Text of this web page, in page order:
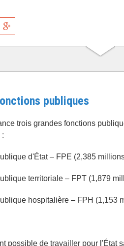
publiques
trois grandes fonctions
:
d'État – FPE (2,385
territoriale – FPT (1,879
hospitalière – FPH (1,153
possible de travailler pour l'État